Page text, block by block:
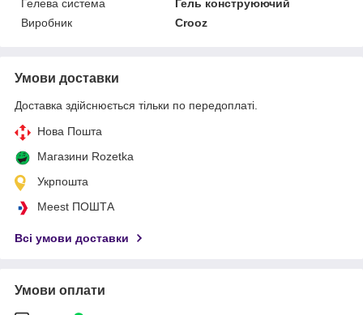
Гелева система
Гель конструюючий
Виробник
Crooz
Умови доставки
Доставка здійснюється тільки по передоплаті.
Нова Пошта
Магазини Rozetka
Укрпошта
Meest ПОШТА
Всі умови доставки
Умови оплати